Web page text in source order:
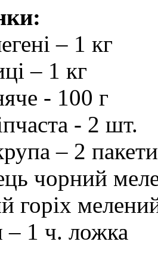
– 1 кг
– 1 кг
- 100 г
- 2 шт.
– 2
чорний
горіх
– 1 ч. ложка